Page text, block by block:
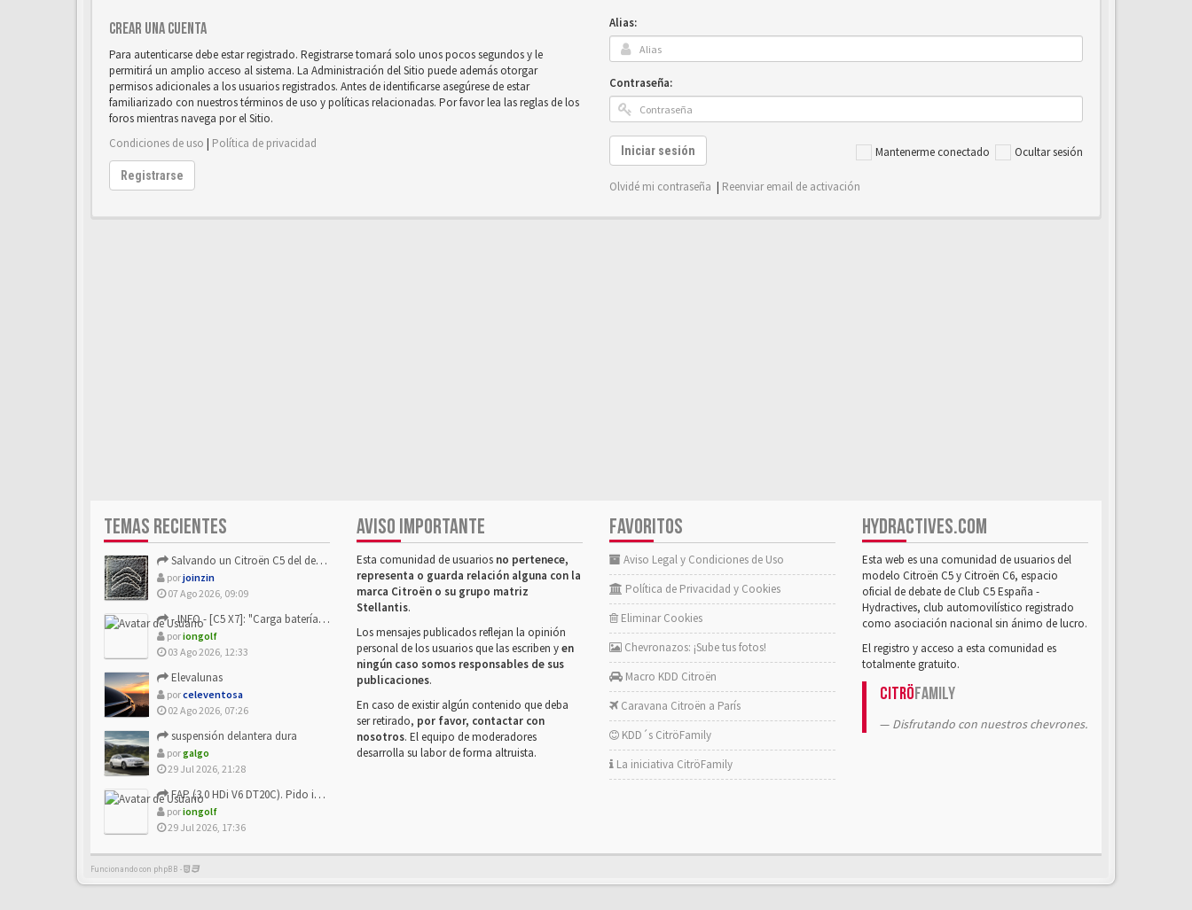
Crear una cuenta
Para autenticarse debe estar registrado. Registrarse tomará solo unos pocos segundos y le
permitirá un amplio acceso al sistema. La Administración del Sitio puede además otorgar
permisos adicionales a los usuarios registrados. Antes de identificarse asegúrese de estar
familiarizado con nuestros términos de uso y políticas relacionadas. Por favor lea las reglas de los
foros mientras navega por el Sitio.
Condiciones de uso | Política de privacidad
Registrarse
Alias:
Contraseña:
Mantenerme conectado Ocultar sesión
Iniciar sesión
Olvidé mi contraseña | Reenviar email de activación
TEMAS RECIENTES
Salvando un Citroën C5 del desguace: Presentación y seguimiento
porjoinzin
07 Ago 2026, 09:09
- INFO - [C5 X7]: "Carga batería o alimentación eléctri...
poriongolf
03 Ago 2026, 12:33
Elevalunas
porceleventosa
02 Ago 2026, 07:26
suspensión delantera dura
porgalgo
29 Jul 2026, 21:28
FAP (3.0 HDi V6 DT20C). Pido info sobre su sustitución
poriongolf
29 Jul 2026, 17:36
AVISO IMPORTANTE
Esta comunidad de usuarios no pertenece,
representa o guarda relación alguna con la
marca Citroën o su grupo matriz
Stellantis.
Los mensajes publicados reflejan la opinión
personal de los usuarios que las escriben yen
ningún caso somos responsables de sus
publicaciones.
En caso de existir algún contenido que deba
ser retirado, por favor, contactar con
nosotros. El equipo de moderadores
desarrolla su labor de forma altruista.
FAVORITOS
Aviso Legal y Condiciones de Uso
Política de Privacidad y Cookies
Eliminar Cookies
Chevronazos: ¡Sube tus fotos!
Macro KDD Citroën
Caravana Citroën a París
KDD´s CitröFamily
La iniciativa CitröFamily
HYDRACTIVES.COM
Esta web es una comunidad de usuarios del
modelo Citroën C5 y Citroën C6, espacio
oficial de debate de Club C5 España -
Hydractives, club automovilístico registrado
como asociación nacional sin ánimo de lucro.
El registro y acceso a esta comunidad es
totalmente gratuito.
CitröFamily
Disfrutando con nuestros chevrones.
Funcionando con phpBB -